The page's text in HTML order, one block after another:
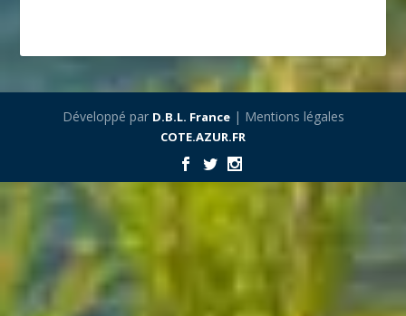
Développé par D.B.L. France| Mentions légales
COTE.AZUR.FR